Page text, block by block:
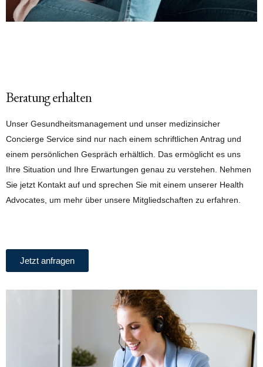
Beratung erhalten
Unser Gesundheitsmanagement und unser medizinsicher
Concierge Service sind nur nach einem schriftlichen Antrag und
einem persönlichen Gespräch erhältlich. Das ermöglicht es uns
Ihre Situation und Ihre Erwartungen genau zu verstehen. Nehmen
Sie jetzt Kontakt auf und sprechen Sie mit einem unserer Health
Advocates, um mehr über unsere Mitgliedschaften zu erfahren.
Jetzt anfragen